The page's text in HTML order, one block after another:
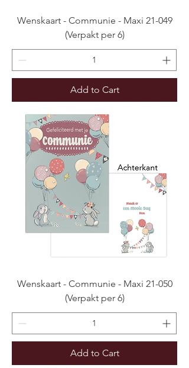
Wenskaart - Communie - Maxi 21-049
(Verpakt per 6)
Add to Cart
Wenskaart - Communie - Maxi 21-050
(Verpakt per 6)
Add to Cart